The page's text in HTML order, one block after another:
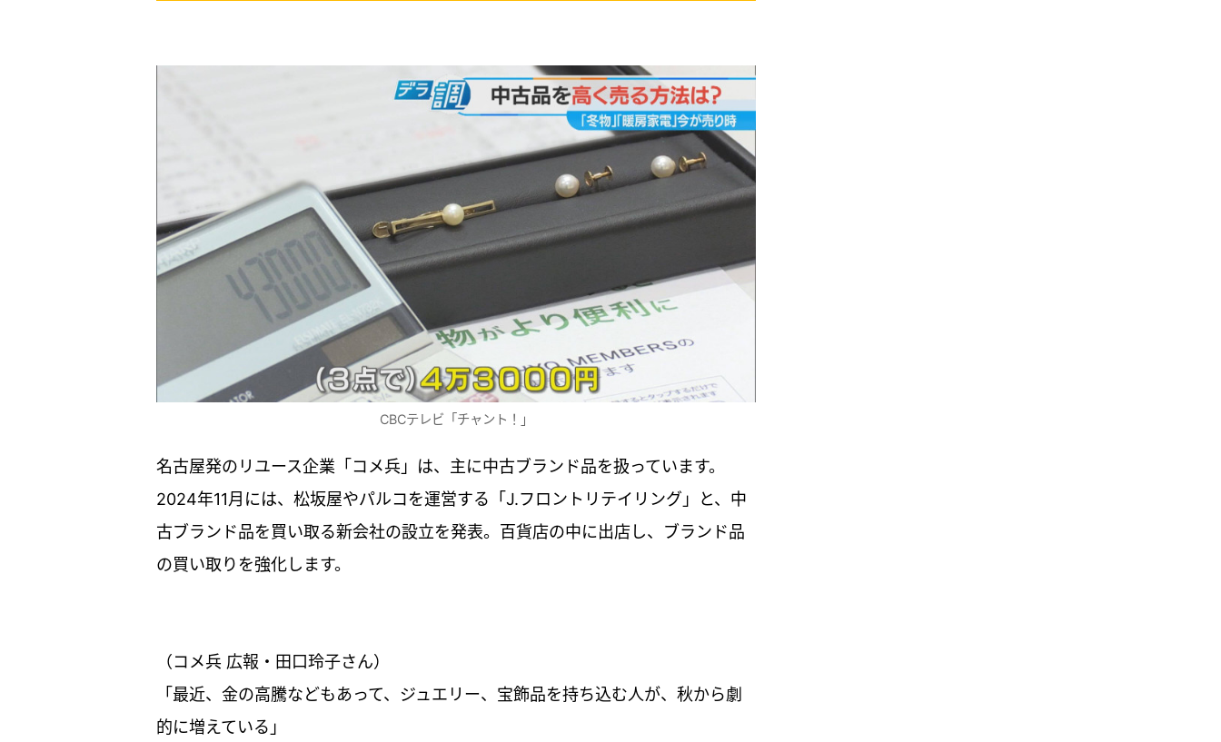
CBCテレビ「チャント！」
名古屋発のリユース企業「コメ兵」は、主に中古ブランド品を扱っています。
2024年11月には、松坂屋やパルコを運営する「J.フロントリテイリング」と、中
古ブランド品を買い取る新会社の設立を発表。百貨店の中に出店し、ブランド品
の買い取りを強化します。
（コメ兵 広報・田口玲子さん）
「最近、金の高騰などもあって、ジュエリー、宝飾品を持ち込む人が、秋から劇
的に増えている」